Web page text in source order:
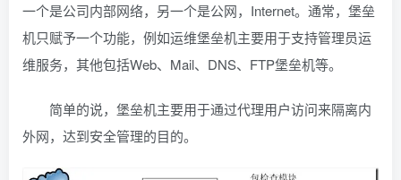
一个是公司内部网络，另一个是公网，Internet。通常，堡垒
机只赋予一个功能，例如运维堡垒机主要用于支持管理员运
维服务，其他包括Web、Mail、DNS、FTP堡垒机等。
简单的说，堡垒机主要用于通过代理用户访问来隔离内
外网，达到安全管理的目的。